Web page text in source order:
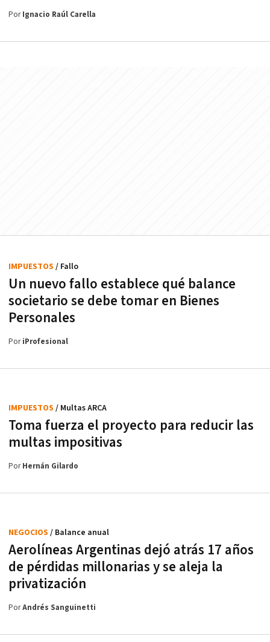
PorIgnacio Raúl Carella
Un nuevo fallo establece qué balance
societario se debe tomar en Bienes
Personales
IMPUESTOS / Fallo
PoriProfesional
Toma fuerza el proyecto para reducir las
multas impositivas
IMPUESTOS / Multas ARCA
PorHernán Gilardo
Aerolíneas Argentinas dejó atrás 17 años
de pérdidas millonarias y se aleja la
privatización
NEGOCIOS / Balance anual
PorAndrés Sanguinetti